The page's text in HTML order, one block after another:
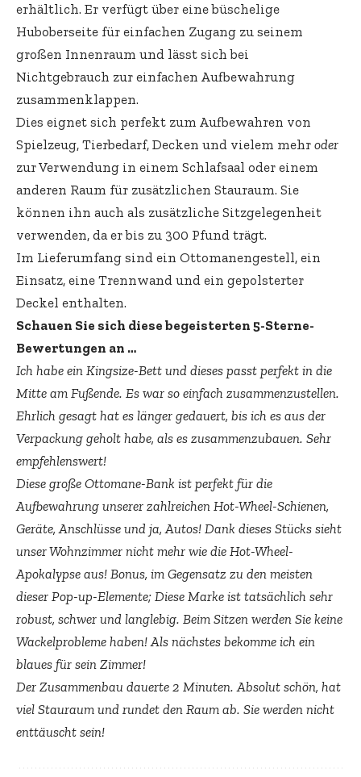
erhältlich. Er verfügt über eine büschelige
Huboberseite für einfachen Zugang zu seinem
großen Innenraum und lässt sich bei
Nichtgebrauch zur einfachen Aufbewahrung
zusammenklappen.
Dies eignet sich perfekt zum Aufbewahren von
Spielzeug, Tierbedarf, Decken und vielem mehr oder
zur Verwendung in einem Schlafsaal oder einem
anderen Raum für zusätzlichen Stauraum. Sie
können ihn auch als zusätzliche Sitzgelegenheit
verwenden, da er bis zu 300 Pfund trägt.
Im Lieferumfang sind ein Ottomanengestell, ein
Einsatz, eine Trennwand und ein gepolsterter
Deckel enthalten.
Schauen Sie sich diese begeisterten 5-Sterne-
Bewertungen an …
Ich habe ein Kingsize-Bett und dieses passt perfekt in die
Mitte am Fußende. Es war so einfach zusammenzustellen.
Ehrlich gesagt hat es länger gedauert, bis ich es aus der
Verpackung geholt habe, als es zusammenzubauen. Sehr
empfehlenswert!
Diese große Ottomane-Bank ist perfekt für die
Aufbewahrung unserer zahlreichen Hot-Wheel-Schienen,
Geräte, Anschlüsse und ja, Autos! Dank dieses Stücks sieht
unser Wohnzimmer nicht mehr wie die Hot-Wheel-
Apokalypse aus! Bonus, im Gegensatz zu den meisten
dieser Pop-up-Elemente; Diese Marke ist tatsächlich sehr
robust, schwer und langlebig. Beim Sitzen werden Sie keine
Wackelprobleme haben! Als nächstes bekomme ich ein
blaues für sein Zimmer!
Der Zusammenbau dauerte 2 Minuten. Absolut schön, hat
viel Stauraum und rundet den Raum ab. Sie werden nicht
enttäuscht sein!